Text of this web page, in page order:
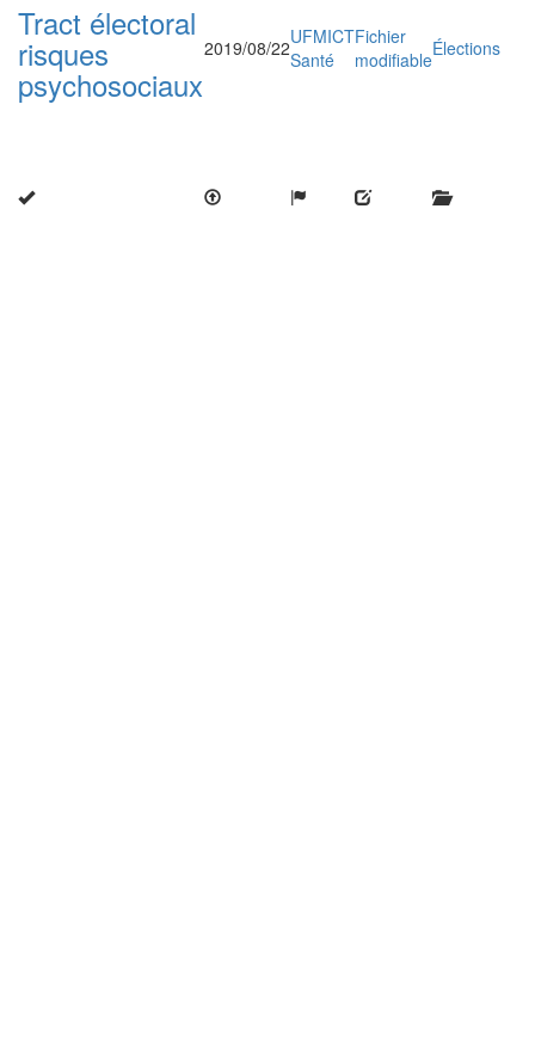
Tract électoral
risques
psychosociaux
2019/08/22UFMICT
Santé
Fichier
modifiableÉlections